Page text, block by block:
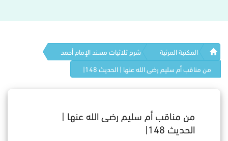
المكتبة المرئية
شرح ثلاثيات مسند الإمام أحمد
من مناقب أم سليم رضى الله عنها | الحديث 148|
من مناقب أم سليم رضى الله عنها |
الحديث 148|